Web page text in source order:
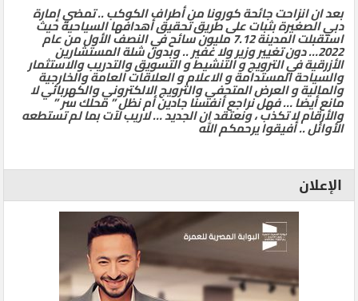
بعد ان انزاحت جائحة كورونا من أطراف الكوكب .. تمضي إمارة
دبي الصغيرة بثبات على طريق تحقيق أهدافها السياحية حيث
استقبلت المدينة 7.12 مليون سائح في النصف الأول من عام
2022… دون تغيير وزير ولا غفير .. وبدون شلة المستشارين
الأزرقية في الترويج و التنشيط و التسويق والتدريب والاستثمار
والسياحة المستدامة و الاعلام و العلاقات العامة والخارجية
والمالية و العرض المتحفي والترويج الالكتروني والكهربائي لا
مانع أيضا … فهل نراجع أنفسنا جادين أم نظل ” محلك سر ”
والأرقام لا تكذب ، ونعتقد ان الجديد … لاريب لآت بما لم تستطعه
الأوائل .. أفيقوا يرحمكم الله
الإعلان